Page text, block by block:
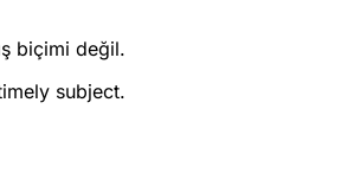
biçimi değil.
subject.